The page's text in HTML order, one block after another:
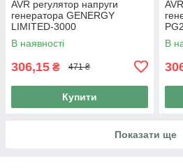
AVR регулятор напруги
генератора GENERGY
LIMITED-3000
В наявності
306,15 ₴ 471 ₴
Купити
В
Показати ще